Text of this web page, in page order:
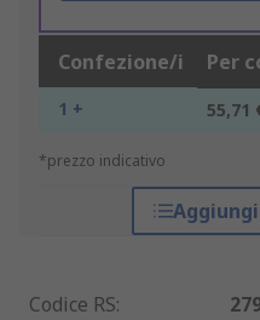
Confezione/i Per
1 + 55,71
*prezzo indicativo
Codice RS: